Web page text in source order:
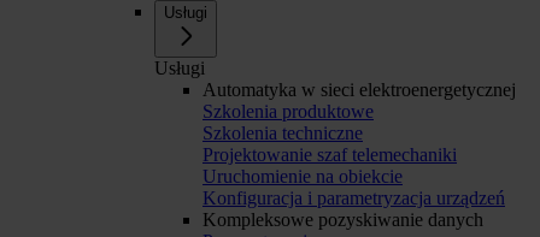
Usługi
Usługi
Automatyka w sieci elektroenergetycznej
Szkolenia produktowe
Szkolenia techniczne
Projektowanie szaf telemechaniki
Uruchomienie na obiekcie
Konfiguracja i parametryzacja urządzeń
Kompleksowe pozyskiwanie danych